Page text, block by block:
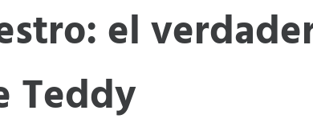
el
Teddy